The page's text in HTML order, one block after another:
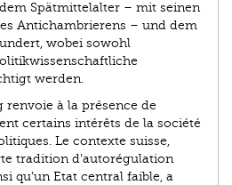
Spätmittelalter – mit seinen
Antichambrierens – und dem
wobei sowohl
werden.
renvoie à la présence de
certains intérêts de la société
Le contexte suisse,
tradition d’autorégulation
qu’un Etat central faible, a